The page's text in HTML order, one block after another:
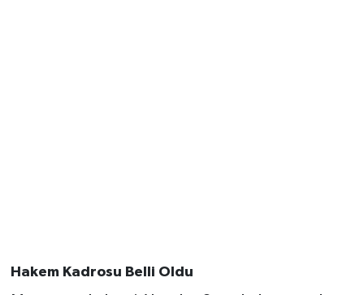
Hakem Kadrosu Belli Oldu